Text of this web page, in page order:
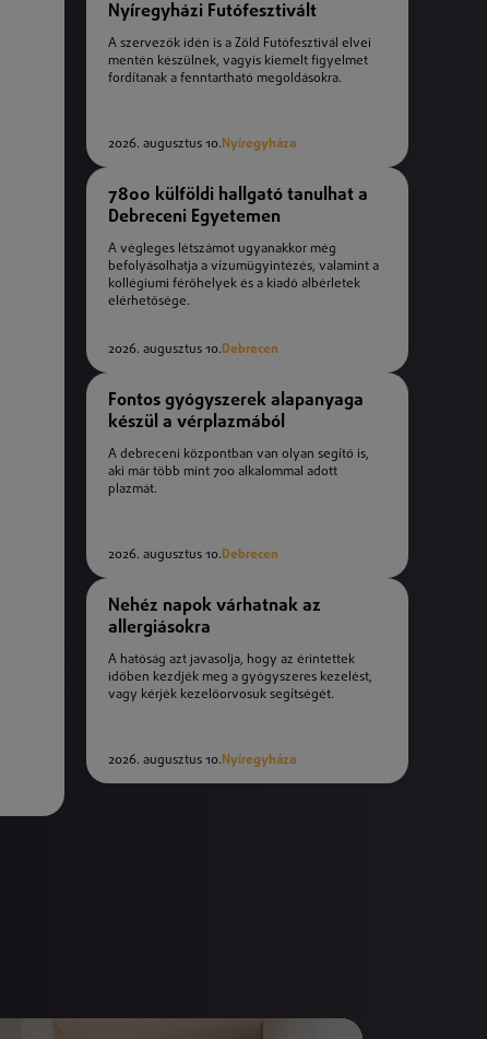
Nyíregyházi Futófesztivált
A szervezők idén is a Zöld Futófesztivál elvei
mentén készülnek, vagyis kiemelt figyelmet
fordítanak a fenntartható megoldásokra.
2026. augusztus 10. Nyíregyháza
7800 külföldi hallgató tanulhat a
Debreceni Egyetemen
A végleges létszámot ugyanakkor még
befolyásolhatja a vízumügyintézés, valamint a
kollégiumi férőhelyek és a kiadó albérletek
elérhetősége.
2026. augusztus 10.Debrecen
Fontos gyógyszerek alapanyaga
készül a vérplazmából
A debreceni központban van olyan segítő is,
aki már több mint 700 alkalommal adott
plazmát.
2026. augusztus 10.Debrecen
Nehéz napok várhatnak az
allergiásokra
A hatóság azt javasolja, hogy az érintettek
időben kezdjék meg a gyógyszeres kezelést,
vagy kérjék kezelőorvosuk segítségét.
2026. augusztus 10. Nyíregyháza